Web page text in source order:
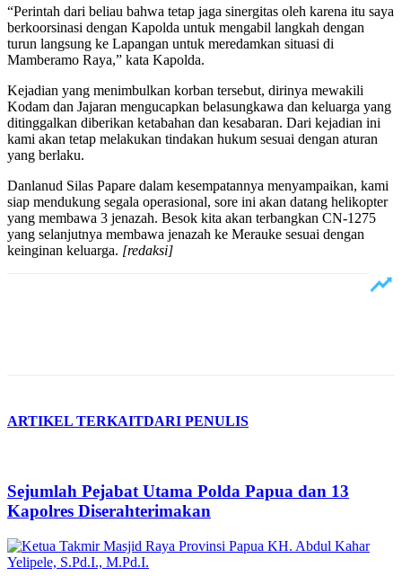
“Perintah dari beliau bahwa tetap jaga sinergitas oleh karena itu saya
berkoorsinasi dengan Kapolda untuk mengabil langkah dengan
turun langsung ke Lapangan untuk meredamkan situasi di
Mamberamo Raya,” kata Kapolda.
Kejadian yang menimbulkan korban tersebut, dirinya mewakili
Kodam dan Jajaran mengucapkan belasungkawa dan keluarga yang
ditinggalkan diberikan ketabahan dan kesabaran. Dari kejadian ini
kami akan tetap melakukan tindakan hukum sesuai dengan aturan
yang berlaku.
Danlanud Silas Papare dalam kesempatannya menyampaikan, kami
siap mendukung segala operasional, sore ini akan datang helikopter
yang membawa 3 jenazah. Besok kita akan terbangkan CN-1275
yang selanjutnya membawa jenazah ke Merauke sesuai dengan
keinginan keluarga. [redaksi]
ARTIKEL TERKAITDARI PENULIS
Sejumlah Pejabat Utama Polda Papua dan 13
Kapolres Diserahterimakan